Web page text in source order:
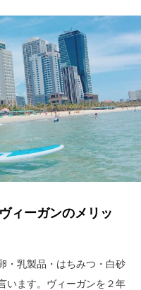
ィーガンのメリッ
・乳製品・はちみつ・白砂
います。ヴィーガンを２年